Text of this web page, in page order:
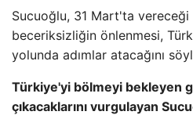
Sucuoğlu, 31 Mart'ta
beceriksizliğin önlenmesi,
yolunda adımlar atacağını
Türkiye'yi bölmeyi bekleyen
çıkacaklarını vurgulayan